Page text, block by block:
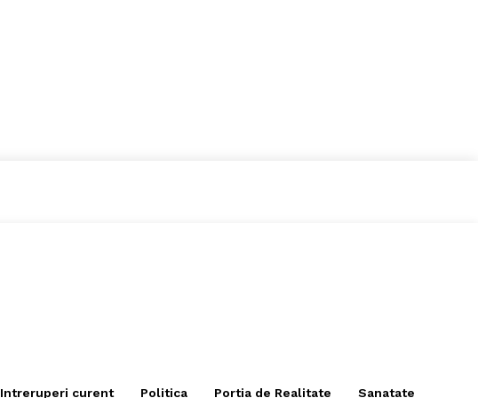
Intreruperi curent Politica Portia de Realitate Sanatate